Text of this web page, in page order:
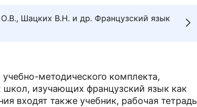
Шацких В.Н. и др. Французский язык
методического комплекта,
изучающих французский язык как
входят также учебник, рабочая тетрадь